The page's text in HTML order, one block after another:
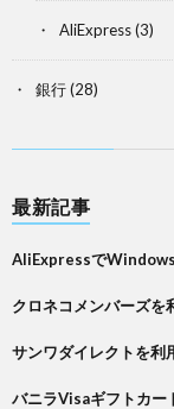
AliExpress(3)
銀行(28)
最新記事
AliExpressで
クロネコメンバーズを
サンワダイレクトを利
バニラVisaギフトカ